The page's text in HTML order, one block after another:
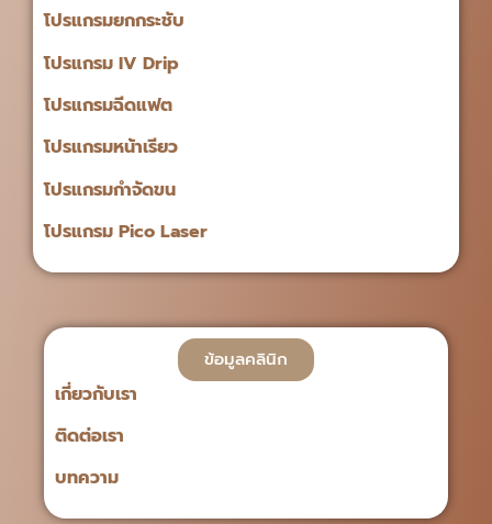
โปรแกรมยกกระชับ
โปรแกรม IV Drip
โปรแกรมฉีดแฟต
โปรแกรมหน้าเรียว
โปรแกรมกำจัดขน
โปรแกรม Pico Laser
ข้อมูลคลินิก
เกี่ยวกับเรา
ติดต่อเรา
บทความ